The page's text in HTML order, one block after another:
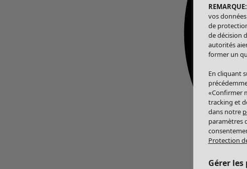
REMARQUE:
vos
de
de décision
autorités
former un
En cliquant
«Confirmer
tracking et
dans notre
paramètres
Protection
Gérer